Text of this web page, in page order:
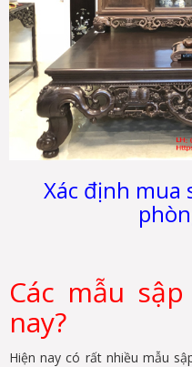
Xác định mua
Các mẫu
nay?
Hiện nay có rất nhiều mẫu